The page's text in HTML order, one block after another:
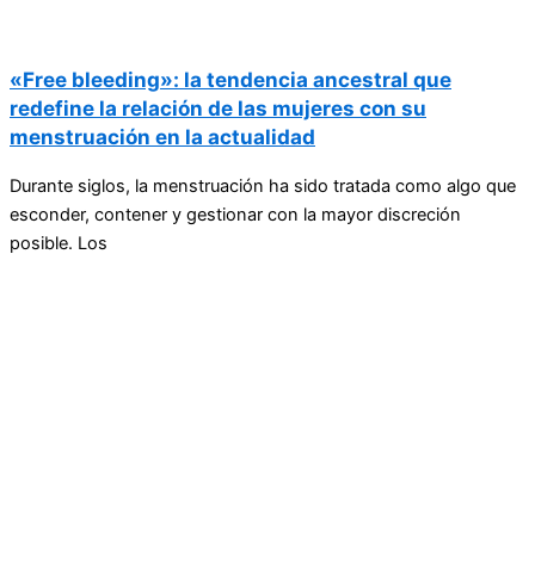
«Free bleeding»: la tendencia ancestral que
redefine la relación de las mujeres con su
menstruación en la actualidad
Durante siglos, la menstruación ha sido tratada como algo que
esconder, contener y gestionar con la mayor discreción
posible. Los